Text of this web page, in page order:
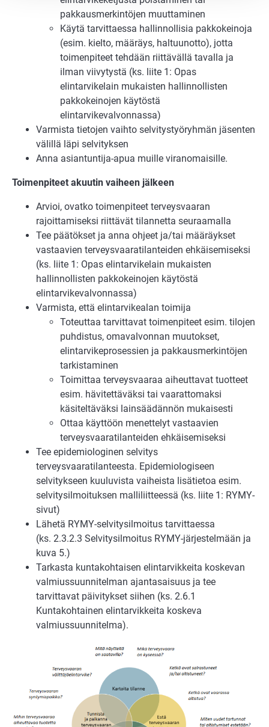
pakkausmerkintöjen muuttaminen
Käytä tarvittaessa hallinnollisia pakkokeinoja
(esim. kielto, määräys, haltuunotto), jotta
toimenpiteet tehdään riittävällä tavalla ja
ilman viivytystä (ks. liite 1: Opas
elintarvikelain mukaisten hallinnollisten
pakkokeinojen käytöstä
elintarvikevalvonnassa)
Varmista tietojen vaihto selvitystyöryhmän jäsenten
välillä läpi selvityksen
Anna asiantuntija-apua muille viranomaisille.
Toimenpiteet akuutin vaiheen jälkeen
Arvioi, ovatko toimenpiteet terveysvaaran
rajoittamiseksi riittävät tilannetta seuraamalla
Tee päätökset ja anna ohjeet ja/tai määräykset
vastaavien terveysvaaratilanteiden ehkäisemiseksi
(ks. liite 1: Opas elintarvikelain mukaisten
hallinnollisten pakkokeinojen käytöstä
elintarvikevalvonnassa)
Varmista, että elintarvikealan toimija
Toteuttaa tarvittavat toimenpiteet esim. tilojen
puhdistus, omavalvonnan muutokset,
elintarvikeprosessien ja pakkausmerkintöjen
tarkistaminen
Toimittaa terveysvaaraa aiheuttavat tuotteet
esim. hävitettäväksi tai vaarattomaksi
käsiteltäväksi lainsäädännön mukaisesti
Ottaa käyttöön menettelyt vastaavien
terveysvaaratilanteiden ehkäisemiseksi
Tee epidemiologinen selvitys
terveysvaaratilanteesta. Epidemiologiseen
selvitykseen kuuluvista vaiheista lisätietoa esim.
selvitysilmoituksen malliliitteessä (ks. liite 1: RYMY-
sivut)
Lähetä RYMY-selvitysilmoitus tarvittaessa
(ks. 2.3.2.3 Selvitysilmoitus RYMY-järjestelmään ja
kuva 5.)
Tarkasta kuntakohtaisen elintarvikkeita koskevan
valmiussuunnitelman ajantasaisuus ja tee
tarvittavat päivitykset siihen (ks. 2.6.1
Kuntakohtainen elintarvikkeita koskeva
valmiussuunnitelma).